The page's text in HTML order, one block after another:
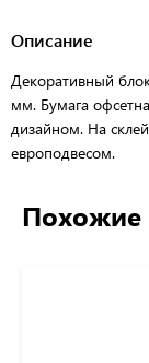
Описание
Декоративный
мм. Бумага
дизайном. На
европодвесом.
Похожие